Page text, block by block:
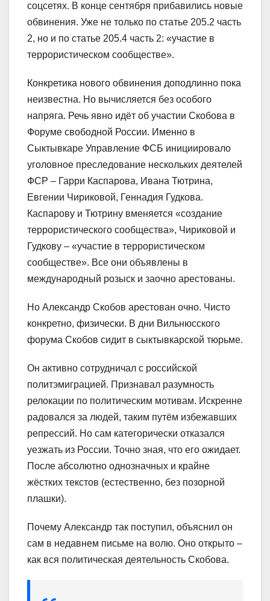
соцсетях. В конце сентября прибавились новые
обвинения. Уже не только по статье 205.2 часть
2, но и по статье 205.4 часть 2: «участие в
террористическом сообществе».
Конкретика нового обвинения доподлинно пока
неизвестна. Но вычисляется без особого
напряга. Речь явно идёт об участии Скобова в
Форуме свободной России. Именно в
Сыктывкаре Управление ФСБ инициировало
уголовное преследование нескольких деятелей
ФСР – Гарри Каспарова, Ивана Тютрина,
Евгении Чириковой, Геннадия Гудкова.
Каспарову и Тютрину вменяется «создание
террористического сообщества», Чириковой и
Гудкову – «участие в террористическом
сообществе». Все они объявлены в
международный розыск и заочно арестованы.
Но Александр Скобов арестован очно. Чисто
конкретно, физически. В дни Вильнюсского
форума Скобов сидит в сыктывкарской тюрьме.
Он активно сотрудничал с российской
политэмиграцией. Признавал разумность
релокации по политическим мотивам. Искренне
радовался за людей, таким путём избежавших
репрессий. Но сам категорически отказался
уезжать из России. Точно зная, что его ожидает.
После абсолютно однозначных и крайне
жёстких текстов (естественно, без позорной
плашки).
Почему Александр так поступил, объяснил он
сам в недавнем письме на волю. Оно открыто –
как вся политическая деятельность Скобова.